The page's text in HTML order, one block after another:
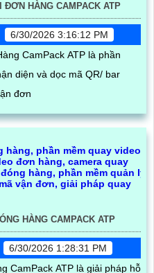
ĐƠN HÀNG CAMPACK ATP
6/30/2026 3:16:12 PM
CamPack ATP là phần
diện và dọc mã QR/ bar
đơn
HÀNG CAMPACK ATP
6/30/2026 1:28:31 PM
CamPack ATP là giải pháp hỗ